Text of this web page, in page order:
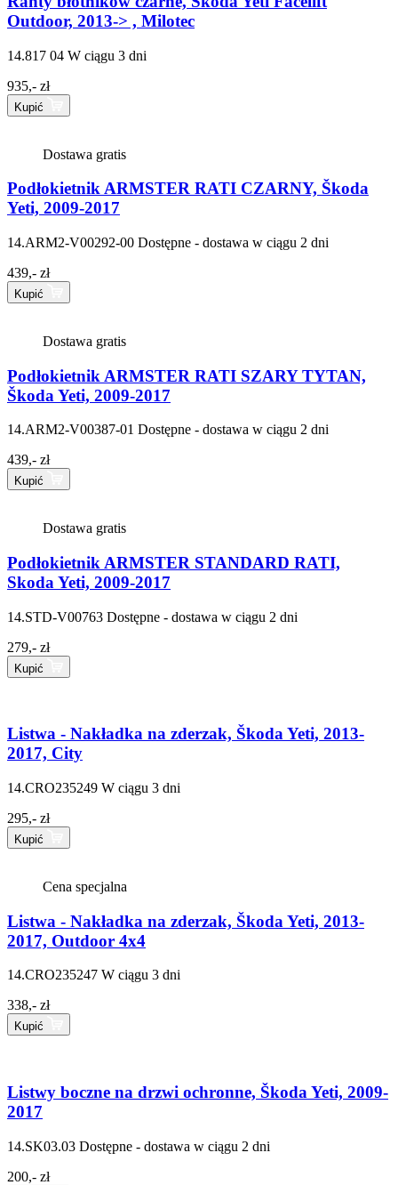
Outdoor, 2013-> , Milotec
14.817 04 W ciągu 3 dni
935,- zł
Kupić
Dostawa gratis
Podłokietnik ARMSTER RATI CZARNY, Škoda
Yeti, 2009-2017
14.ARM2-V00292-00 Dostępne - dostawa w ciągu 2 dni
439,- zł
Kupić
Dostawa gratis
Podłokietnik ARMSTER RATI SZARY TYTAN,
Škoda Yeti, 2009-2017
14.ARM2-V00387-01 Dostępne - dostawa w ciągu 2 dni
439,- zł
Kupić
Dostawa gratis
Podłokietnik ARMSTER STANDARD RATI,
Skoda Yeti, 2009-2017
14.STD-V00763 Dostępne - dostawa w ciągu 2 dni
279,- zł
Kupić
Listwa - Nakładka na zderzak, Škoda Yeti, 2013-
2017, City
14.CRO235249 W ciągu 3 dni
295,- zł
Kupić
Cena specjalna
Listwa - Nakładka na zderzak, Škoda Yeti, 2013-
2017, Outdoor 4x4
14.CRO235247 W ciągu 3 dni
338,- zł
Kupić
Listwy boczne na drzwi ochronne, Škoda Yeti, 2009-
2017
14.SK03.03 Dostępne - dostawa w ciągu 2 dni
200,- zł